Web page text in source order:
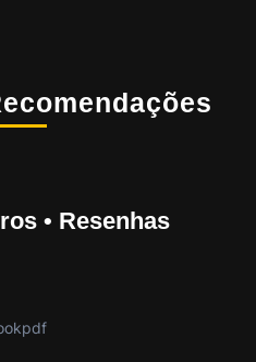
• Resenhas